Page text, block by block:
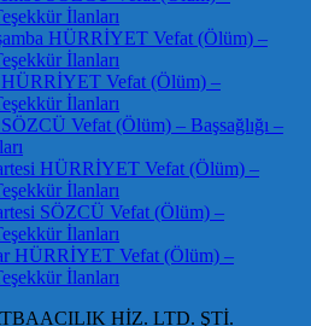
İlanları
HÜRRİYET Vefat (Ölüm) –
İlanları
HÜRRİYET Vefat (Ölüm) –
İlanları
Vefat (Ölüm) – Başsağlığı –
HÜRRİYET Vefat (Ölüm) –
İlanları
SÖZCÜ Vefat (Ölüm) –
İlanları
HÜRRİYET Vefat (Ölüm) –
İlanları
HİZ. LTD. ŞTİ.